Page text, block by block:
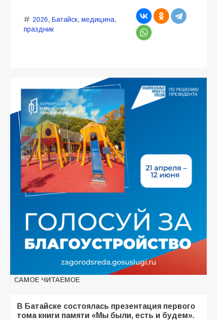
2026, Батайск, медицина,
праздник
САМОЕ ЧИТАЕМОЕ
В Батайске состоялась презентация первого
тома книги памяти «Мы были, есть и будем».